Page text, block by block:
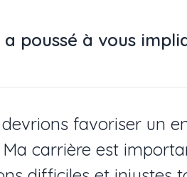
a poussé à vous
favoriser un
carrière est